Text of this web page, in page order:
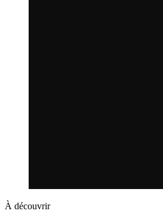
À découvrir